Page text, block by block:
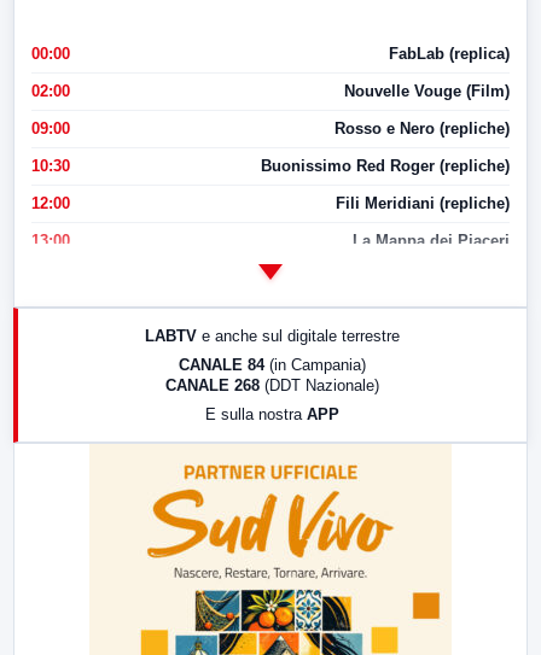
00:00 FabLab (replica)
02:00 Nouvelle Vouge (Film)
09:00 Rosso e Nero (repliche)
10:30 Buonissimo Red Roger (repliche)
12:00 Fili Meridiani (repliche)
13:00 La Mappa dei Piaceri
LABTV e anche sul digitale terrestre
CANALE 84 (in Campania)
CANALE 268 (DDT Nazionale)
E sulla nostra APP